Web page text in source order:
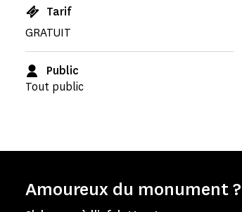
Tarif
GRATUIT
Public
Tout public
Amoureux du monument